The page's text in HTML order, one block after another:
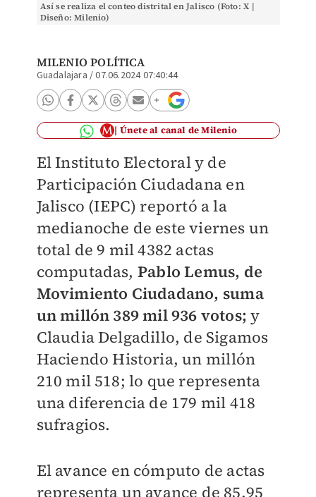
Así se realiza el conteo distrital en Jalisco (Foto: X |
Diseño: Milenio)
MILENIO POLÍTICA
Guadalajara /07.06.2024 07:40:44
Únete al canal de Milenio
El Instituto Electoral y de
Participación Ciudadana en
Jalisco (IEPC) reportó a la
medianoche de este viernes un
total de 9 mil 4382 actas
computadas, Pablo Lemus, de
Movimiento Ciudadano, suma
un millón 389 mil 936 votos; y
Claudia Delgadillo, de Sigamos
Haciendo Historia, un millón
210 mil 518; lo que representa
una diferencia de 179 mil 418
sufragios.
El avance en cómputo de actas
representa un avance de 85.95